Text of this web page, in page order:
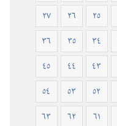
٢٥ ٢٦
٢٧
٣٤ ٣٥
٣٦
٤٣ ٤٤
٤٥
٥٢ ٥٣
٥٤
٦١ ٦٢
٦٣